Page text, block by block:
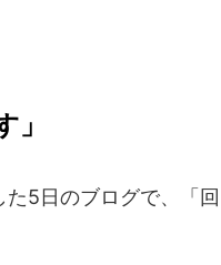
」
5日のブログで、「回